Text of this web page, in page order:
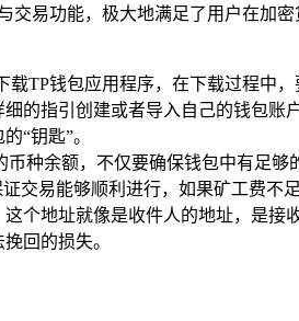
易功能，极大地满足了用户在加
TP钱包应用程序，在下载过程中
的指引创建或者导入自己的钱包
“钥匙”。
币种余额，不仅要确保钱包中有足
交易能够顺利进行，如果矿工费不
个地址就像是收件人的地址，是
回的损失。